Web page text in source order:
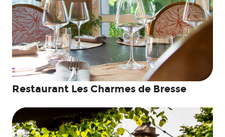
Restaurant Les Charmes de Bresse